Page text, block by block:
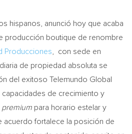
hispanos, anunció hoy que acaba
producción boutique de renombre
Producciones , con sede en
de propiedad absoluta se
del exitoso Telemundo Global
capacidades de crecimiento y
premium para horario estelar y
acuerdo fortalece la posición de